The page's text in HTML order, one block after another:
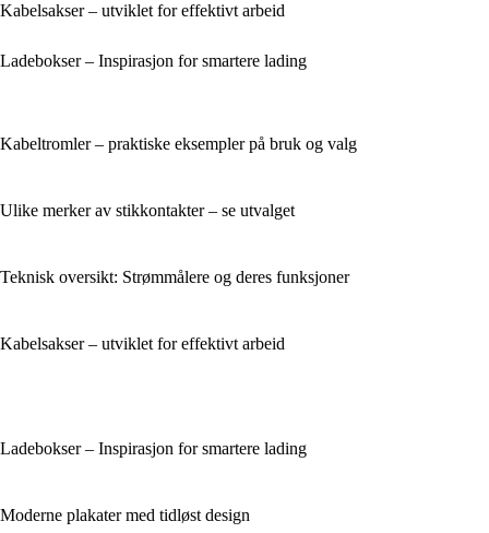
Kabelsakser – utviklet for effektivt arbeid
Ladebokser – Inspirasjon for smartere lading
Kabeltromler – praktiske eksempler på bruk og valg
Ulike merker av stikkontakter – se utvalget
Teknisk oversikt: Strømmålere og deres funksjoner
Kabelsakser – utviklet for effektivt arbeid
Ladebokser – Inspirasjon for smartere lading
Moderne plakater med tidløst design